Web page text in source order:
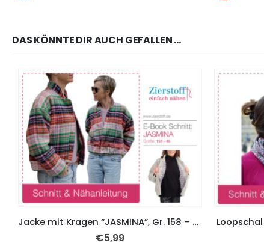
DAS KÖNNTE DIR AUCH GEFALLEN …
Jacke mit Kragen “JASMINA”, Gr. 158 – Damengr. 46
€5,99